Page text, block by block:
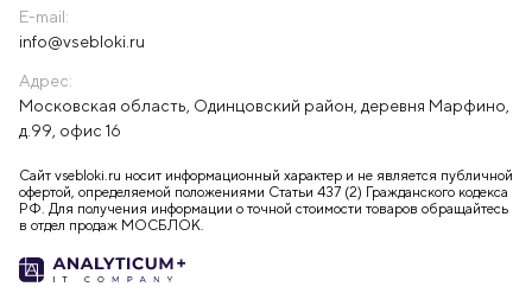
E-mail:
info@vsebloki.ru
Адрес:
Московская область, Одинцовский район, деревня Марфино,
д.99, офис 16
Сайт vsebloki.ru носит информационный характер и не является публичной
офертой, определяемой положениями Статьи 437 (2) Гражданского кодекса
РФ. Для получения информации о точной стоимости товаров обращайтесь
в отдел продаж МОСБЛОК.